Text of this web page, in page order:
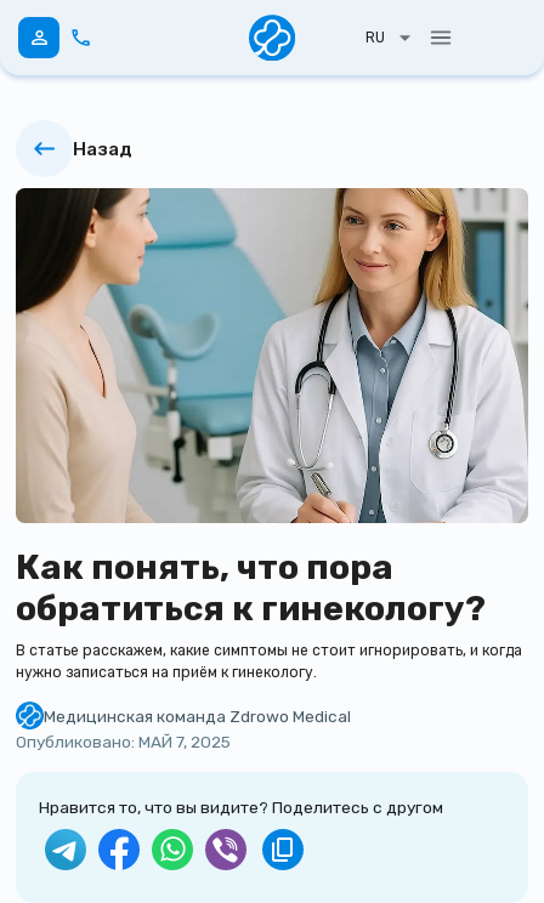
RU
Назад
Как понять, что пора
обратиться к гинекологу?
В статье расскажем, какие симптомы не стоит игнорировать, и когда
нужно записаться на приём к гинекологу.
Медицинская команда Zdrowo Medical
Команда сертифицированных врачей клиники Zdrowo Medical. Мы
Опубликовано:МАЙ 7, 2025
Нравится то, что вы видите? Поделитесь с другом